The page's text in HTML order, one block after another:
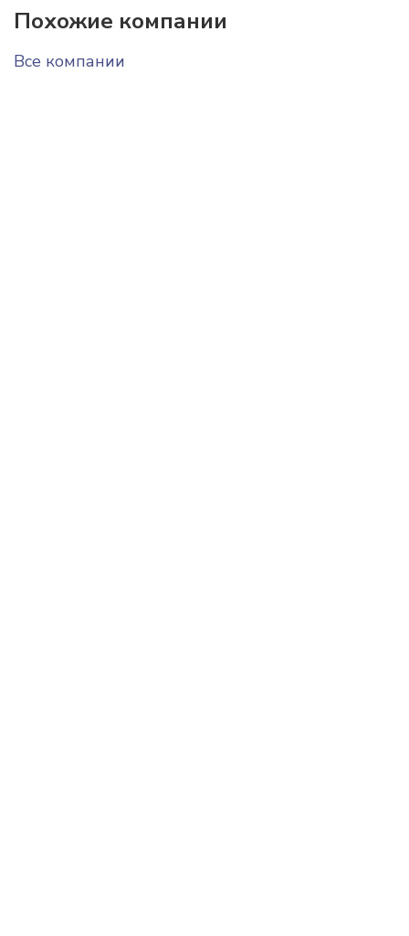
Похожие компании
Все компании